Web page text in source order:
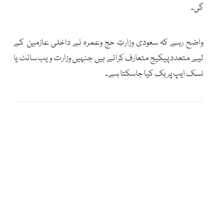
گی۔
واضح رہے کہ سعودی وزارتِ حج وعمرہ نے داخلی عازمین کے
لیے متعدد پیکیج متعارف کرائے ہیں جنہیں وزارت ویب سائٹ یا
نسک ایپ پر بک کیا جاسکتا ہے۔